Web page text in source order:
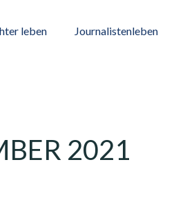
leben Journalistenleben
2021